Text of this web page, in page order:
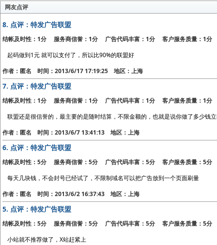
网友点评
8. 点评：特发广告联盟
结帐及时性：1分 服务商信誉：1分 广告代码丰富：1分 客户服务质量：1分
起码做到1元 就可以支付了，所以比90%的联盟好
作者：匿名 时间：2013/6/17 17:19:25 地区：上海
7. 点评：特发广告联盟
结帐及时性：1分 服务商信誉：1分 广告代码丰富：1分 客户服务质量：1分
联盟还是很信誉的，最主要的是随时结算，不限金额的，也就是说你做了多少钱
作者：匿名 时间：2013/6/7 13:41:13 地区：上海
6. 点评：特发广告联盟
结帐及时性：5分 服务商信誉：5分 广告代码丰富：5分 客户服务质量：5分
每天几块钱，不会封号已经试了，不限制域名可以把广告放到一个页面刷量
作者：匿名 时间：2013/6/2 16:37:43 地区：上海
5. 点评：特发广告联盟
结帐及时性：5分 服务商信誉：5分 广告代码丰富：5分 客户服务质量：5分
小站就不推荐做了，X站赶紧上